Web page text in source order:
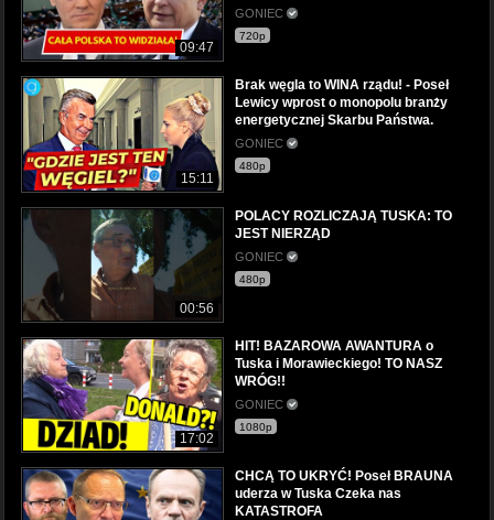
09:47
GONIEC
720p
15:11
Brak węgla to WINA rządu! - Poseł
Lewicy wprost o monopolu branży
energetycznej Skarbu Państwa.
GONIEC
480p
00:56
POLACY ROZLICZAJĄ TUSKA: TO
JEST NIERZĄD
GONIEC
480p
17:02
HIT! BAZAROWA AWANTURA o
Tuska i Morawieckiego! TO NASZ
WRÓG!!
GONIEC
1080p
CHCĄ TO UKRYĆ! Poseł BRAUNA
uderza w Tuska Czeka nas
KATASTROFA